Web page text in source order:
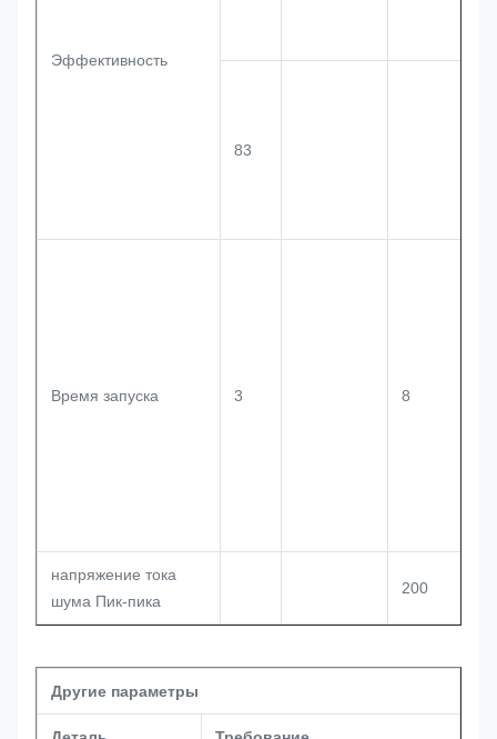
Эффективность
83
Время запуска 3 8
напряжение тока
шума Пик-пика
200
Другие параметры